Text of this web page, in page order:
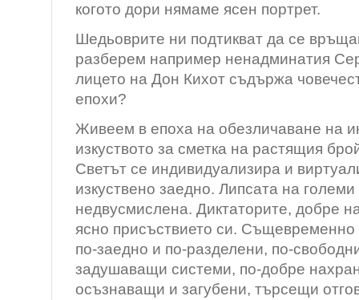
когото дори нямаме ясен портрет.
Шедьоврите ни подтикват да се
разберем например ненадминатия
лицето на Дон Кихот съдържа
епохи?
Живеем в епоха на обезличаване на
изкуството за сметка на растящия
Светът се индивидуализира и
изкуствено заедно. Липсата на
недвусмислена. Диктаторите, добре
ясно присъствието си. Същевременно
по-заедно и по-разделени, по-
задушаващи системи, по-добре
осъзнаващи и загубени, търсещи